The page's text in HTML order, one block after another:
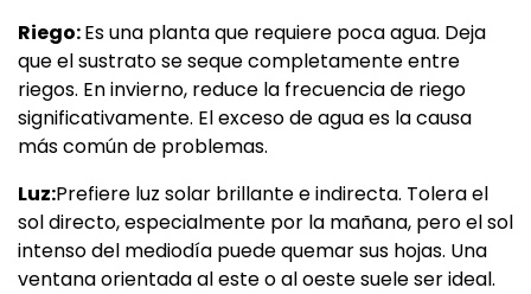
Riego:Es una planta que requiere poca agua. Deja
que el sustrato se seque completamente entre
riegos. En invierno, reduce la frecuencia de riego
significativamente. El exceso de agua es la causa
más común de problemas.
Luz:Prefiere luz solar brillante e indirecta. Tolera el
sol directo, especialmente por la mañana, pero el sol
intenso del mediodía puede quemar sus hojas. Una
ventana orientada al este o al oeste suele ser ideal.